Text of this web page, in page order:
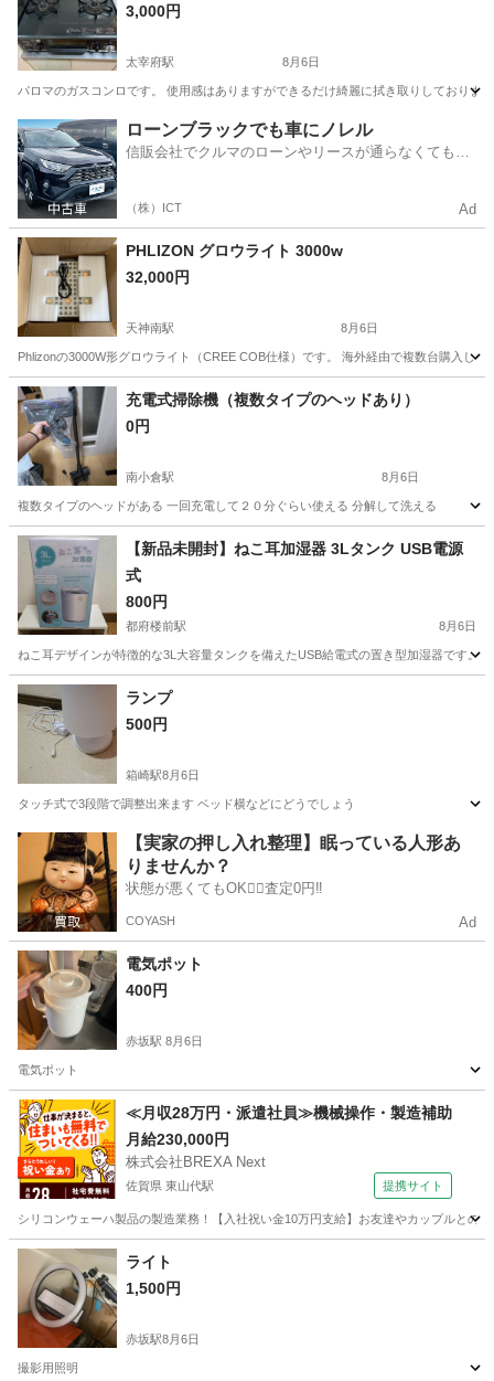
3,000円
太宰府駅 8月6日
パロマのガスコンロです。 使用感はありますができるだけ綺麗に拭き取りしており
福岡 太宰府市 太宰府駅 キッチン家電 ガスコンロ
ローンブラックでも車にノレル
信販会社でクルマのローンやリースが通らなくてもク
（株）ICT Ad
PHLIZON グロウライト 3000w
32,000円
天神南駅 8月6日
Phlizonの3000W形グロウライト（CREE COB仕様）です。 海外経由で複数台購入し
福岡 福岡市 天神南駅 家電 グロウテント
充電式掃除機（複数タイプのヘッドあり）
0円
南小倉駅 8月6日
複数タイプのヘッドがある 一回充電して２０分ぐらい使える 分解して洗える
福岡 北九州市 南小倉駅 生活家電
【新品未開封】ねこ耳加湿器 3Lタンク USB電源
式
800円
都府楼前駅 8月6日
ねこ耳デザインが特徴的な3L大容量タンクを備えたUSB給電式の置き型加湿器です。
福岡 太宰府市 都府楼前駅
ランプ
500円
箱崎駅8月6日
タッチ式で3段階で調整出来ます ベッド横などにどうでしょう
福岡 福岡市 箱崎駅 生活家電
【実家の押し入れ整理】眠っている人形あ
りませんか？
状態が悪くてもOK🙆‍♀️査定0円‼️
COYASH Ad
電気ポット
400円
赤坂駅 8月6日
電気ポット
福岡 福岡市 赤坂駅 キッチン家電
≪月収28万円・派遣社員≫機械操作・製造補助
月給230,000円
株式会社BREXA Next
佐賀県 東山代駅 提携サイト
シリコンウェーハ製品の製造業務！【入社祝い金10万円支給】お友達やカップルと
佐賀 伊万里市 東山代駅
ライト
1,500円
赤坂駅8月6日
撮影用照明